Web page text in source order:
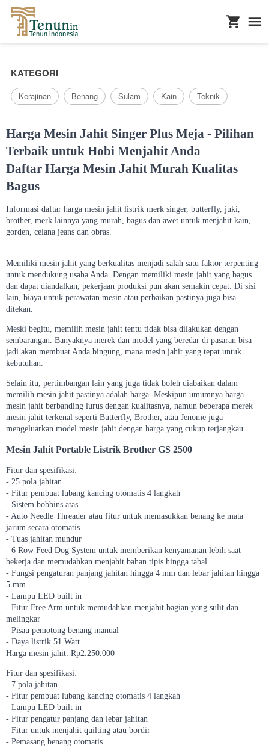
KATEGORI
Kerajinan Benang Sulam Kain Teknik
Harga Mesin Jahit Singer Plus Meja - Pilihan
Terbaik untuk Hobi Menjahit Anda
Daftar Harga Mesin Jahit Murah Kualitas
Bagus
Informasi daftar harga mesin jahit listrik merk singer, butterfly, juki,
brother, merk lainnya yang murah, bagus dan awet untuk menjahit kain,
gorden, celana jeans dan obras.
Memiliki mesin jahit yang berkualitas menjadi salah satu faktor terpenting
untuk mendukung usaha Anda. Dengan memiliki mesin jahit yang bagus
dan dapat diandalkan, pekerjaan produksi pun akan semakin cepat. Di sisi
lain, biaya untuk perawatan mesin atau perbaikan pastinya juga bisa
ditekan.
Meski begitu, memilih mesin jahit tentu tidak bisa dilakukan dengan
sembarangan. Banyaknya merek dan model yang beredar di pasaran bisa
jadi akan membuat Anda bingung, mana mesin jahit yang tepat untuk
kebutuhan.
Selain itu, pertimbangan lain yang juga tidak boleh diabaikan dalam
memilih mesin jahit pastinya adalah harga. Meskipun umumnya harga
mesin jahit berbanding lurus dengan kualitasnya, namun beberapa merek
mesin jahit terkenal seperti Butterfly, Brother, atau Jenome juga
mengeluarkan model mesin jahit dengan harga yang cukup terjangkau.
Mesin Jahit Portable Listrik Brother GS 2500
Fitur dan spesifikasi:
- 25 pola jahitan
- Fitur pembuat lubang kancing otomatis 4 langkah
- Sistem bobbins atas
- Auto Needle Threader atau fitur untuk memasukkan benang ke mata
jarum secara otomatis
- Tuas jahitan mundur
- 6 Row Feed Dog System untuk memberikan kenyamanan lebih saat
bekerja dan memudahkan menjahit bahan tipis hingga tabal
- Fungsi pengaturan panjang jahitan hingga 4 mm dan lebar jahitan hingga
5 mm
- Lampu LED built in
- Fitur Free Arm untuk memudahkan menjahit bagian yang sulit dan
melingkar
- Pisau pemotong benang manual
- Daya listrik 51 Watt
Harga mesin jahit: Rp2.250.000
Fitur dan spesifikasi:
- 7 pola jahitan
- Fitur pembuat lubang kancing otomatis 4 langkah
- Lampu LED built in
- Fitur pengatur panjang dan lebar jahitan
- Fitur untuk menjahit quilting atau bordir
- Pemasang benang otomatis